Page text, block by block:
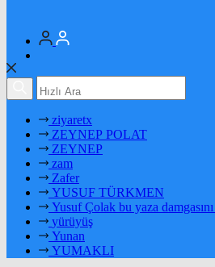
ziyaretx
ZEYNEP POLAT
ZEYNEP
zam
Zafer
YUSUF TÜRKMEN
Yusuf Çolak bu yaza
yürüyüş
Yunan
YUMAKLI